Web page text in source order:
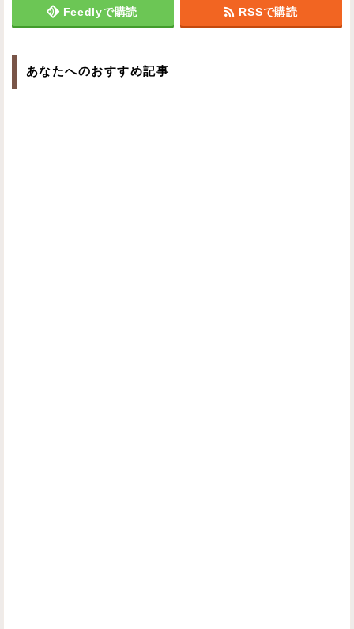
Feedlyで購読 RSSで購読
あなたへのおすすめ記事